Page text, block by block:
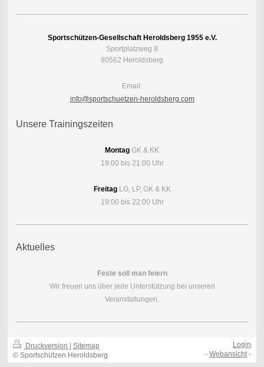
Sportschützen-Gesellschaft Heroldsberg 1955 e.V.
Sportplatzweg 8
90562 Heroldsberg
Email:
info@sportschuetzen-heroldsberg.com
Unsere Trainingszeiten
Montag GK & KK
19:00 bis 21:00 Uhr
FreitagLG, LP, GK & KK
19:00 bis 22:00 Uhr
Aktuelles
Feste soll man feiern
Wir freuen uns über jede Unterstützung bei unseren
Veranstaltungen.
Druckversion
Sitemap
© Sportschützen Heroldsberg
Login
-Webansicht-